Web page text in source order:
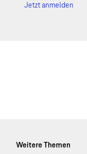
Jetzt anmelden